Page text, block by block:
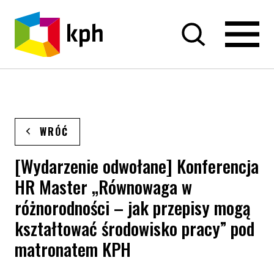
PRZEJDŹ DO TREŚCI
WRÓĆ
[Wydarzenie odwołane] Konferencja
HR Master „Równowaga w
różnorodności – jak przepisy mogą
kształtować środowisko pracy” pod
matronatem KPH